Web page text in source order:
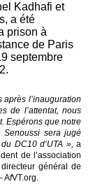
Kadhafi et
a été
prison à
de Paris
septembre
l’inauguration
de l’attentat, nous
Espérons que notre
Senoussi sera jugé
DC10 d’UTA », a
de l’association
général de
AfVT.org.